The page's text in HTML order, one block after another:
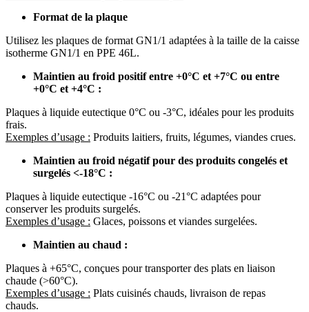
Format de la plaque
Utilisez les plaques de format GN1/1 adaptées à la taille de la caisse
isotherme GN1/1 en PPE 46L.
Maintien au froid positif entre +0°C et +7°C ou entre
+0°C et +4°C :
Plaques à liquide eutectique 0°C ou -3°C, idéales pour les produits
frais.
Exemples d’usage : Produits laitiers, fruits, légumes, viandes crues.
Maintien au froid négatif pour des produits congelés et
surgelés <-18°C :
Plaques à liquide eutectique -16°C ou -21°C adaptées pour
conserver les produits surgelés.
Exemples d’usage : Glaces, poissons et viandes surgelées.
Maintien au chaud :
Plaques à +65°C, conçues pour transporter des plats en liaison
chaude (>60°C).
Exemples d’usage : Plats cuisinés chauds, livraison de repas
chauds.